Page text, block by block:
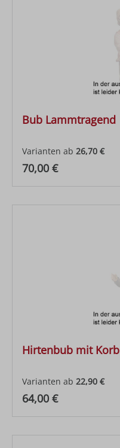
Bub Lammtragend
Varianten ab 26,70 €
Regulärer Preis:
70,00 €
Hirtenbub mit Korb
Varianten ab 22,90 €
Regulärer Preis:
64,00 €